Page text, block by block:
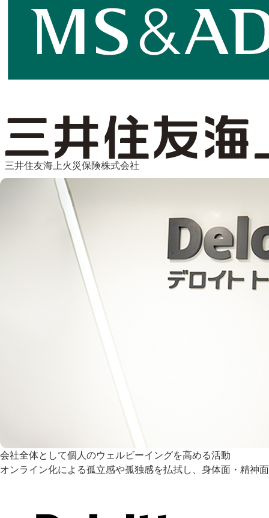
三井住友海上火災保険株式会社
会社全体として個人のウェルビーイングを高める活動
オンライン化による孤立感や孤独感を払拭し、身体面・精神